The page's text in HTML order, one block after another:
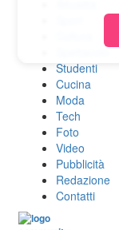
Attualità
Spettacolo
Studenti
Cucina
Moda
Tech
Foto
Video
Pubblicità
Redazione
Contatti